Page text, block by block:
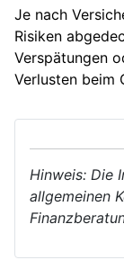
Je nach
Risiken
Verspätungen
Verlusten beim
Hinweis: Die
allgemeinen